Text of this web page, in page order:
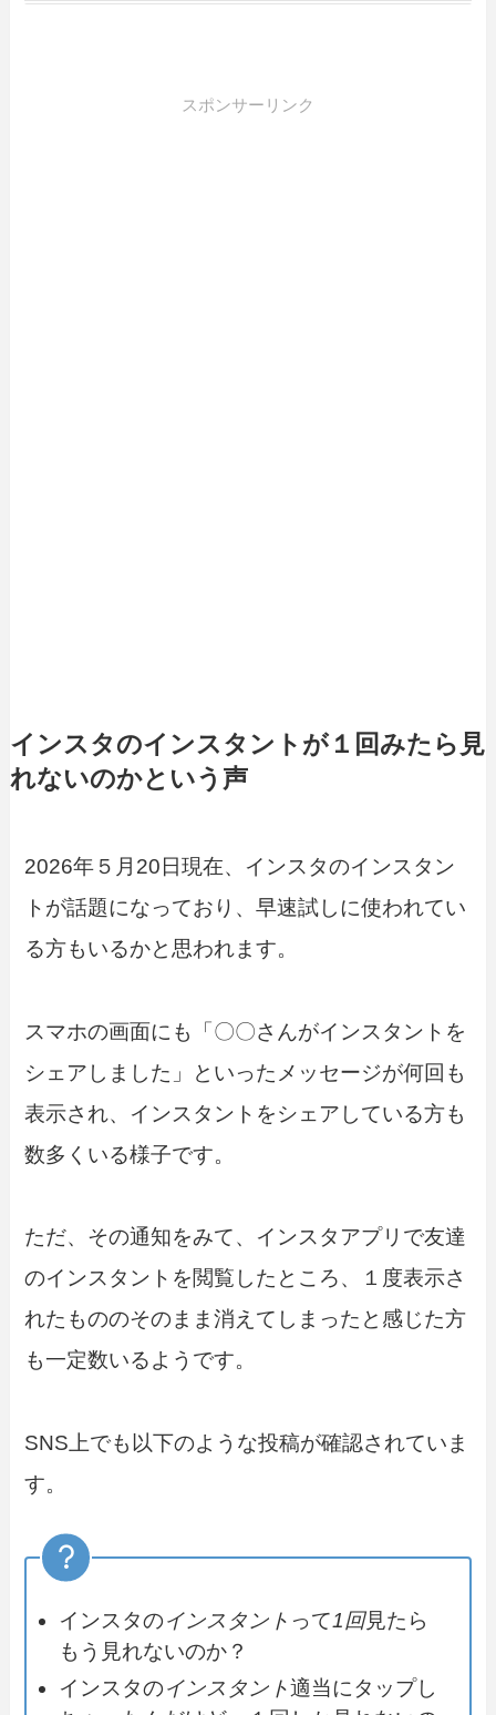
スポンサーリンク
インスタのインスタントが１回みたら見
れないのかという声
2026年５月20日現在、インスタのインスタン
トが話題になっており、早速試しに使われてい
る方もいるかと思われます。
スマホの画面にも「〇〇さんがインスタントを
シェアしました」といったメッセージが何回も
表示され、インスタントをシェアしている方も
数多くいる様子です。
ただ、その通知をみて、インスタアプリで友達
のインスタントを閲覧したところ、１度表示さ
れたもののそのまま消えてしまったと感じた方
も一定数いるようです。
SNS上でも以下のような投稿が確認されていま
す。
インスタのインスタント って1回見たら
もう見れないのか？
インスタのインスタント適当にタップし